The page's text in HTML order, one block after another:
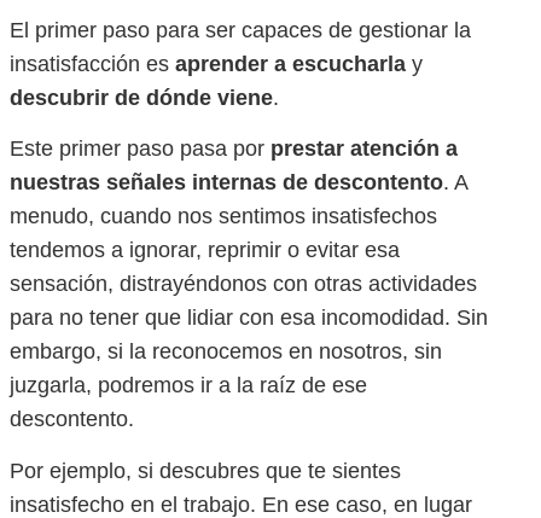
El primer paso para ser capaces de gestionar la
insatisfacción es aprender a escucharla y
descubrir de dónde viene.
Este primer paso pasa por prestar atención a
nuestras señales internas de descontento. A
menudo, cuando nos sentimos insatisfechos
tendemos a ignorar, reprimir o evitar esa
sensación, distrayéndonos con otras actividades
para no tener que lidiar con esa incomodidad. Sin
embargo, si la reconocemos en nosotros, sin
juzgarla, podremos ir a la raíz de ese
descontento.
Por ejemplo, si descubres que te sientes
insatisfecho en el trabajo. En ese caso, en lugar